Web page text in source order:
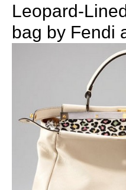
Leopard-
bag by Fendi